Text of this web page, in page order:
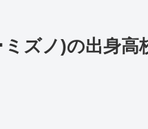
ズノ)の出身